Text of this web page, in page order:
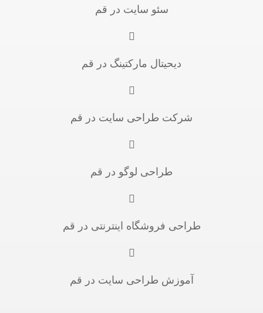
سئو سایت در قم
دیحیتال مارکتینگ در قم
شرکت طراحی سایت در قم
طراحی لوگو در قم
طراحی فروشگاه اینترنتی در قم
آموزش طراحی سایت در قم